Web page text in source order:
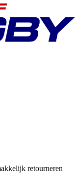
retourneren